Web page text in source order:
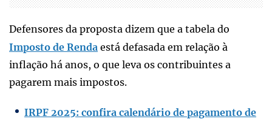
Defensores da proposta dizem que a tabela do
Imposto de Renda está defasada em relação à
inflação há anos, o que leva os contribuintes a
pagarem mais impostos.
IRPF 2025: confira calendário de pagamento de